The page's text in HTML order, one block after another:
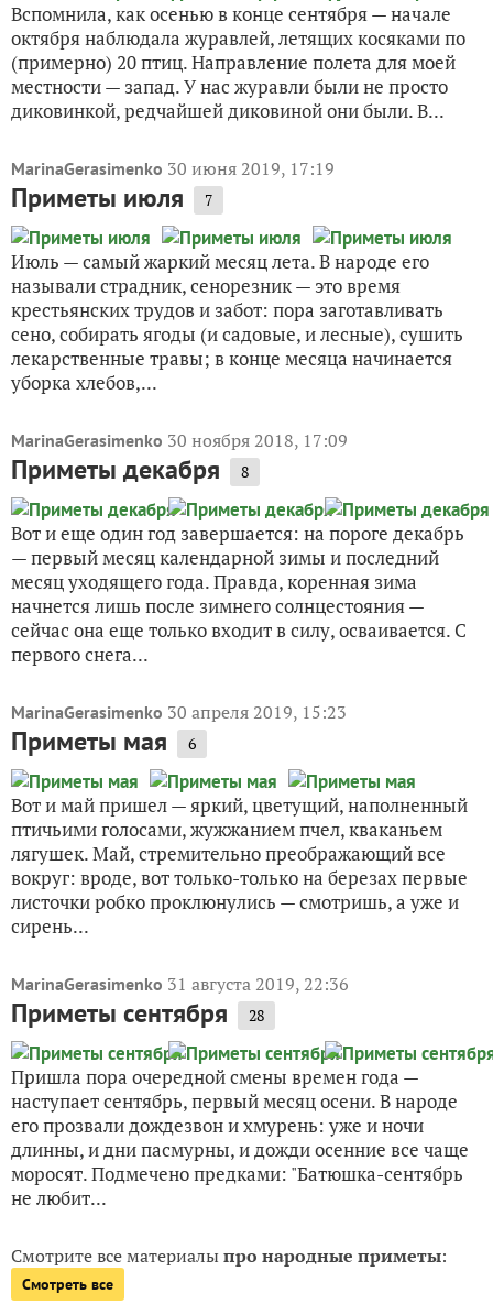
Вспомнила, как осенью в конце сентября — начале
октября наблюдала журавлей, летящих косяками по
(примерно) 20 птиц. Направление полета для моей
местности — запад. У нас журавли были не просто
диковинкой, редчайшей диковиной они были. В...
MarinaGerasimenko 30 июня 2019, 17:19
Приметы июля 7
Июль — самый жаркий месяц лета. В народе его
называли страдник, сенорезник — это время
крестьянских трудов и забот: пора заготавливать
сено, собирать ягоды (и садовые, и лесные), сушить
лекарственные травы; в конце месяца начинается
уборка хлебов,...
MarinaGerasimenko 30 ноября 2018, 17:09
Приметы декабря 8
Вот и еще один год завершается: на пороге декабрь
— первый месяц календарной зимы и последний
месяц уходящего года. Правда, коренная зима
начнется лишь после зимнего солнцестояния —
сейчас она еще только входит в силу, осваивается. С
первого снега...
MarinaGerasimenko 30 апреля 2019, 15:23
Приметы мая 6
Вот и май пришел — яркий, цветущий, наполненный
птичьими голосами, жужжанием пчел, кваканьем
лягушек. Май, стремительно преображающий все
вокруг: вроде, вот только-только на березах первые
листочки робко проклюнулись — смотришь, а уже и
сирень...
MarinaGerasimenko 31 августа 2019, 22:36
Приметы сентября 28
Пришла пора очередной смены времен года —
наступает сентябрь, первый месяц осени. В народе
его прозвали дождезвон и хмурень: уже и ночи
длинны, и дни пасмурны, и дожди осенние все чаще
моросят. Подмечено предками: "Батюшка-сентябрь
не любит...
Смотрите все материалыпро народные приметы:
Смотреть все